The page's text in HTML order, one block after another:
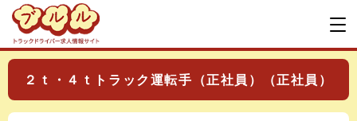
２ｔ・４ｔトラック運転手（正社員）（正社員）